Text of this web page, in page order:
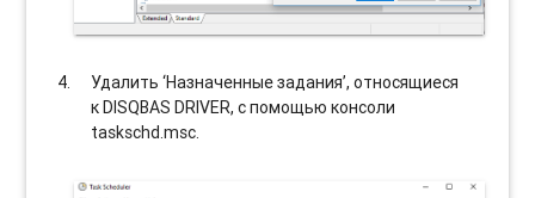
Удалить ‘Назначенные задания’, относящиеся
к DISQBAS DRIVER, с помощью консоли
taskschd.msc.